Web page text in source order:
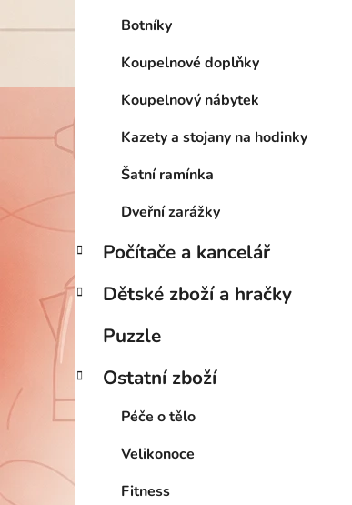
Botníky
Koupelnové doplňky
Koupelnový nábytek
Kazety a stojany na hodinky
Šatní ramínka
Dveřní zarážky
Počítače a kancelář
Dětské zboží a hračky
Puzzle
Ostatní zboží
Péče o tělo
Velikonoce
Fitness